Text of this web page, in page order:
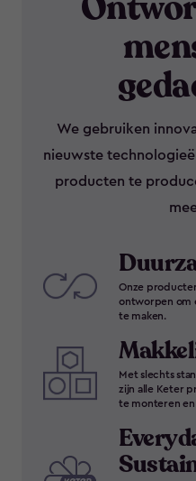
We gebruiken
nieuwste
producten te
Onze
ontworpen om
te maken.
Met slechts
zijn alle Keter
te monteren